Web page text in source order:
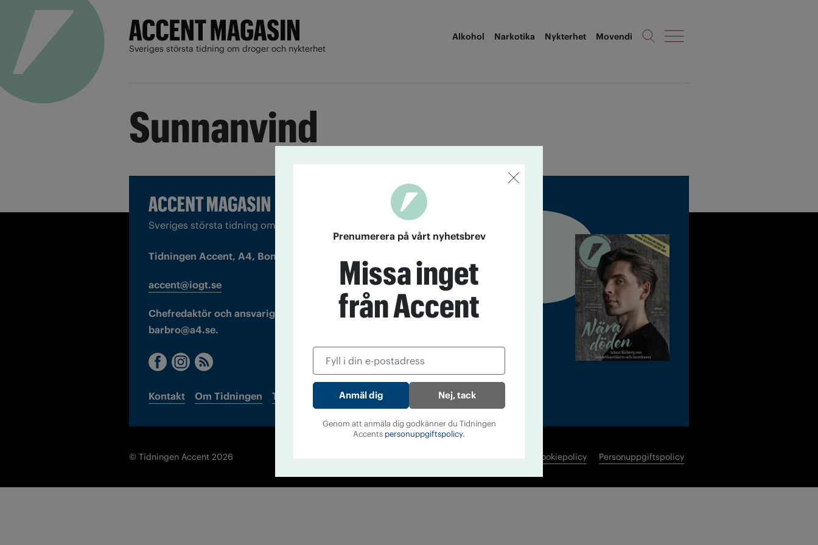
Sveriges största tidning om droger och nykterhet
Alkohol Narkotika Nykterhet Movendi
Sunnanvind
Sveriges största tidning om droger och nykterhet
Tidningen Accent, A4, Bondegatan 21, 116 33 Stockholm
accent@iogt.se
Chefredaktör och ansvarig utgivare: Barbro Janson Lundkvist,
barbro@a4.se.
Kontakt Om Tidningen Tidningsarkiv In English
Läs tidigare
© Tidningen Accent 2026 Cookiepolicy Personuppgiftspolicy
Prenumerera på vårt nyhetsbrev
Missa inget
från Accent
Nej, tack
Genom att anmäla dig godkänner du Tidningen
Accents personuppgiftspolicy.